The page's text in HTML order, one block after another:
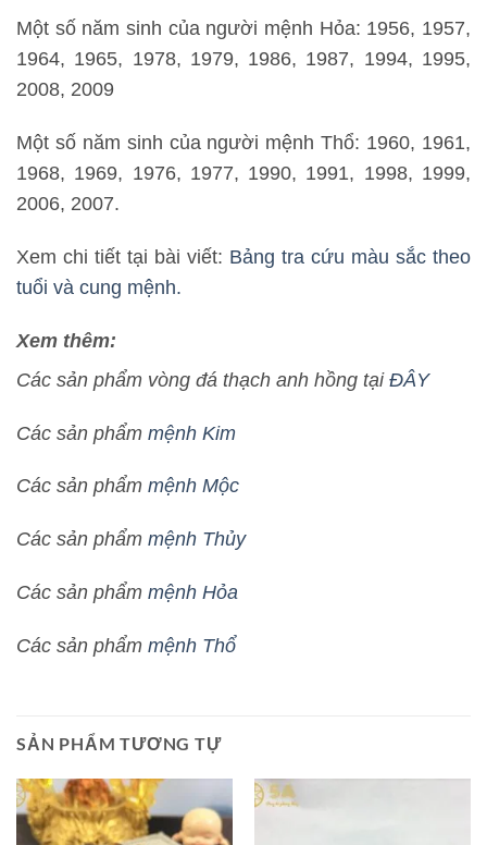
Một số năm sinh của người mệnh Hỏa: 1956, 1957,
1964, 1965, 1978, 1979, 1986, 1987, 1994, 1995,
2008, 2009
Một số năm sinh của người mệnh Thổ: 1960, 1961,
1968, 1969, 1976, 1977, 1990, 1991, 1998, 1999,
2006, 2007.
Xem chi tiết tại bài viết: Bảng tra cứu màu sắc theo
tuổi và cung mệnh.
Xem thêm:
Các sản phẩm vòng đá thạch anh hồng tại ĐÂY
Các sản phẩm mệnh Kim
Các sản phẩm mệnh Mộc
Các sản phẩm mệnh Thủy
Các sản phẩm mệnh Hỏa
Các sản phẩm mệnh Thổ
SẢN PHẨM TƯƠNG TỰ